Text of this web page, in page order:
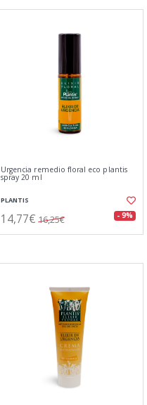
Urgencia remedio floral eco plantis
spray 20 ml
PLANTIS
14,77€ 16,25€ - 9%